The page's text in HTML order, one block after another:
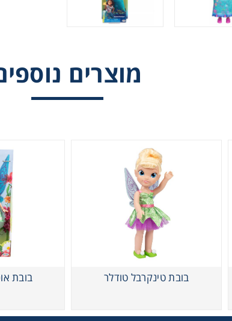
מוצרים
בובת טינקרבל טודלר בובת
וויש דליה בובה גדולה